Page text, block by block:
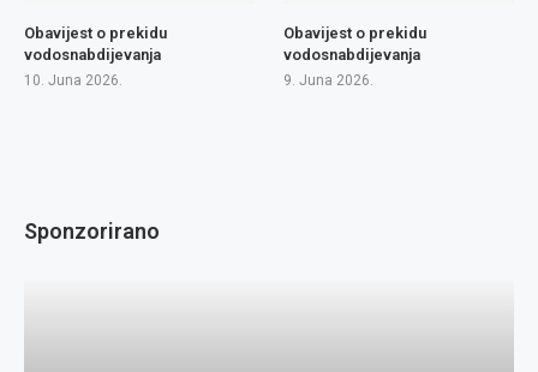
Obavijest o prekidu
vodosnabdijevanja
10. Juna 2026.
Obavijest o prekidu
vodosnabdijevanja
9. Juna 2026.
Sponzorirano